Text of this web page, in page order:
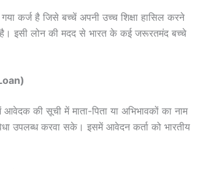
कर्ज है जिसे बच्चें अपनी उच्च शिक्षा हासिल करने
इसी लोन की मदद से भारत के कई जरूरतमंद बच्चे
की सूची में माता-पिता या अभिभावकों का नाम
उपलब्ध करवा सके। इसमें आवेदन कर्ता को भारतीय